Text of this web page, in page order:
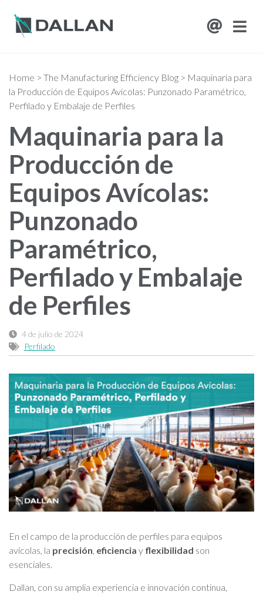
Home > The Manufacturing Efficiency Blog > Maquinaria para
la Producción de Equipos Avícolas: Punzonado Paramétrico,
Perfilado y Embalaje de Perfiles
Maquinaria para la
Producción de
Equipos Avícolas:
Punzonado
Paramétrico,
Perfilado y Embalaje
de Perfiles
4 de julio de 2024
Perfilado
En el campo de la producción de perfiles para equipos
avícolas, la precisión, eficiencia y flexibilidad son
esenciales.
Dallan, con su amplia experiencia e innovación continua,